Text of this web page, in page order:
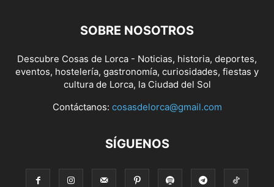
SOBRE NOSOTROS
Descubre Cosas de Lorca - Noticias, historia, deportes,
eventos, hostelería, gastronomía, curiosidades, fiestas y
cultura de Lorca, la Ciudad del Sol
Contáctanos: cosasdelorca@gmail.com
SÍGUENOS